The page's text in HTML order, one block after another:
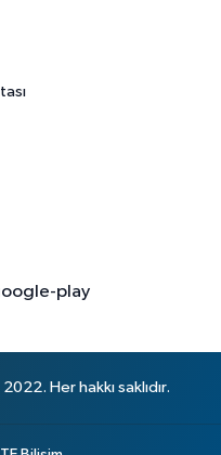
Her hakkı saklıdır.